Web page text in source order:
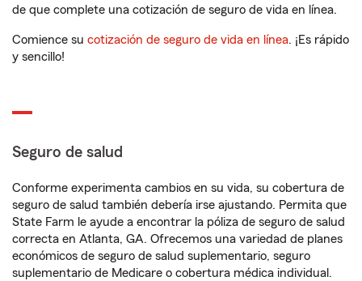
de que complete una cotización de seguro de vida en línea.
Comience su cotización de seguro de vida en línea. ¡Es rápido
y sencillo!
Seguro de salud
Conforme experimenta cambios en su vida, su cobertura de
seguro de salud también debería irse ajustando. Permita que
State Farm le ayude a encontrar la póliza de seguro de salud
correcta en Atlanta, GA. Ofrecemos una variedad de planes
económicos de seguro de salud suplementario, seguro
suplementario de Medicare o cobertura médica individual.